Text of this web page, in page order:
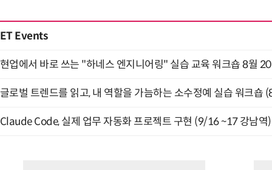
ET Events
현업에서 바로 쓰는 "하네스 엔지니어링" 실습 교육 워크숍 8월
글로벌 트렌드를 읽고, 내 역할을 가늠하는 소수정예 실습 워크숍
Claude Code, 실제 업무 자동화 프로젝트 구현 (9/16 ~17 강남역)